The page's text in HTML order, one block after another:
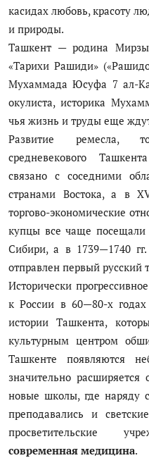
касидах любовь, красоту
и природы.
Ташкент — родина Мирзы
«Тарихи Рашиди»
Мухаммада Юсуфа 7 ал-
окулиста, историка
чья жизнь и труды еще
Развитие ремесла,
средневекового
связано с соседними
странами Востока, а в
торгово-экономические
купцы все чаще посещали
Сибири, а в 1739—1740
отправлен первый русский
Исторически
к России в 60—80-х
истории Ташкента,
культурным центром
Ташкенте появляются
значительно
новые школы, где наряду
преподавались и
просветительские
современная медицина.